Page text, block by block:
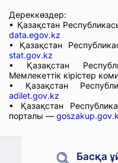
Дереккөздер:
• Қазақстан
data.egov.kz
• Қазақстан
stat.gov.kz
• Қазақстан
Мемлекеттік кірістер
• Қазақстан
adilet.gov.kz
• Қазақстан
порталы —
Басқа